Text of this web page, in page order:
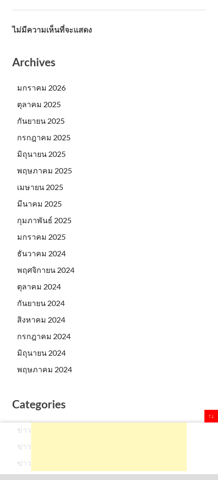
มกราคม 2026
ตุลาคม 2025
กันยายน 2025
กรกฎาคม 2025
มิถุนายน 2025
พฤษภาคม 2025
เมษายน 2025
มีนาคม 2025
กุมภาพันธ์ 2025
มกราคม 2025
ธันวาคม 2024
พฤศจิกายน 2024
ตุลาคม 2024
กันยายน 2024
สิงหาคม 2024
กรกฎาคม 2024
มิถุนายน 2024
ข่าวบันเทิง
↑↓